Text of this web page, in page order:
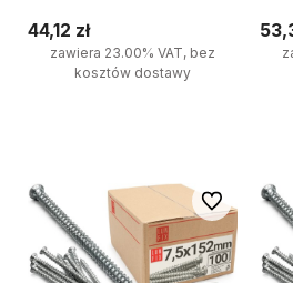
44,12 zł
zawiera 23.00% VAT, bez
kosztów dostawy
Do ulubionych